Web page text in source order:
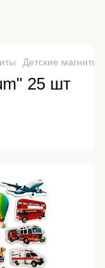
Детские магниты
25 шт